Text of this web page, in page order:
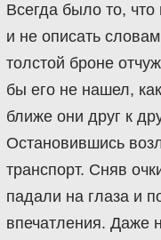
Всегда было то, что
и не описать
толстой броне
бы его не нашел,
ближе они друг к
Остановившись
транспорт. Сняв
падали на глаза и
впечатления. Даже